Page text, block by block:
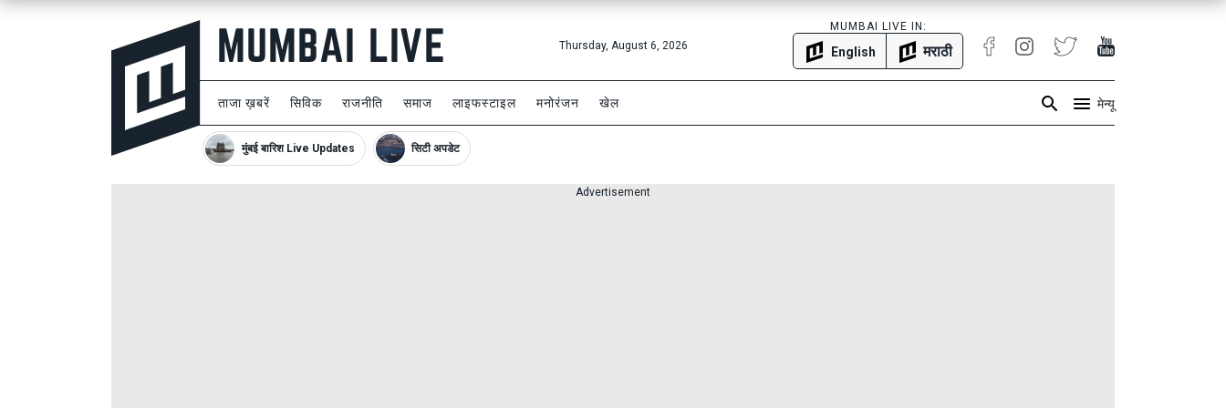
Thursday, August 6, 2026
MUMBAI LIVE IN:
English मराठी
ताजा ख़बरें सिविक राजनीति समाज लाइफस्टाइल मनोरंजन खेल मेन्यू
मुंबई बारिश Live Updates सिटी अपडेट
Advertisement